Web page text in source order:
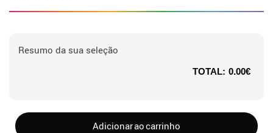
Resumo da sua seleção
TOTAL: 0.00€
Adicionar ao carrinho